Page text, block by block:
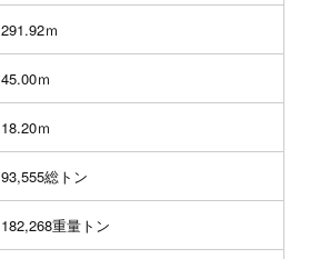
291.92ｍ
45.00ｍ
18.20ｍ
93,555総トン
182,268重量トン